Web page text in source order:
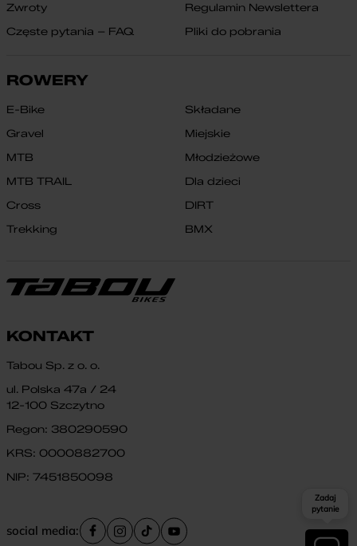
Zwroty
Częste pytania – FAQ
Regulamin Newslettera
Pliki do pobrania
ROWERY
E-Bike
Gravel
MTB
MTB TRAIL
Cross
Trekking
Składane
Miejskie
Młodzieżowe
Dla dzieci
DIRT
BMX
KONTAKT
Tabou Sp. z o. o.
ul. Polska 47a / 24
12-100 Szczytno
Regon: 380290590
KRS: 0000882700
NIP: 7451850098
social media:
Zadaj
pytanie